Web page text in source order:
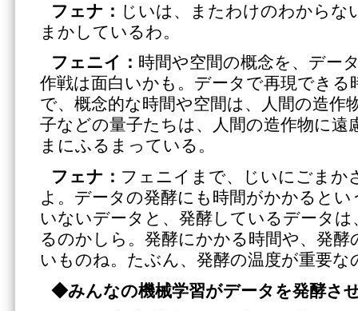
フェナ： じいは、またわけのわからな
まかしているわ。
フェニイ： 時間や空間の概念を、デー
作戦は面白いかも。データで再現できる
で、概念的な時間や空間は、人間の造作
子などの量子たちは、人間の造作物に遠
まにふるまっている。
フェナ： フェニイまで、じいにごまか
よ。データの発酵にも時間がかかると
いないデータと、発酵しているデータ
るのかしら。発酵にかかる時間や、発
いものね。たぶん、発酵の温度が重要な
◆みんなの機械学習がデータを発酵さ